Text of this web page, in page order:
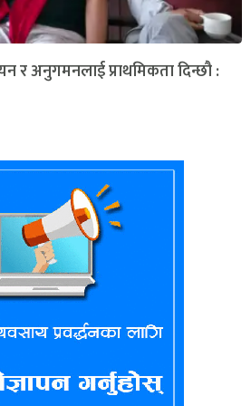
र अनुगमनलाई प्राथमिकता दिन्छौ :